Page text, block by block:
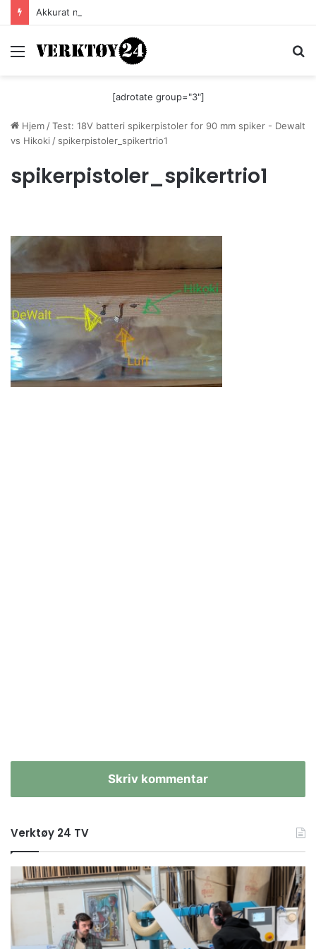
Akkurat nå er batteri-bordsaga til Festool billigere
Meny
[adrotate group="3"]
Hjem /Test: 18V batteri spikerpistoler for 90 mm spiker - Dewalt
vs Hikoki / spikerpistoler_spikertrio1
spikerpistoler_spikertrio1
Skriv kommentar
Verktøy 24 TV